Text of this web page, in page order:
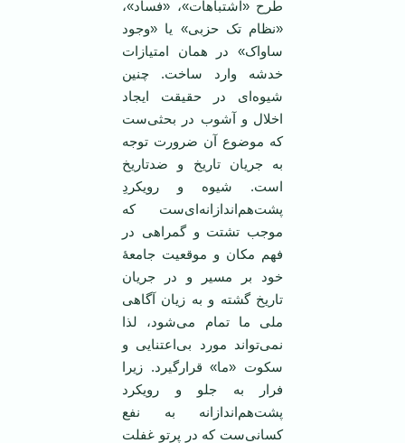
طرح «اشتباهات»، «فساد»،
«نظام تک حزبی» یا «وجود
ساواک» در همان امتیازات
خدشه وارد ساخت. چنین
شیوه‌ای در حقیقت ایجاد
اخلال و آشوب در بحثی‌ست
که موضوع آن ضرورت توجه
به جریان تاریخ و ضدتاریخ
است. شیوه‌ و رویکردِ
پشت‌هم‌اندازانه‌ای‌ست که
موجب تشتت و گمراهی در
فهم مکان و موقعیت جامعۀ
خود بر مسیر و در جریان
تاریخ گشته و به زیان آگاهی
ملی ما تمام می‌شود، لذا
نمی‌تواند مورد بی‌اعتنایی و
سکوت «ما» قرارگیرد. زیرا
فرار به جلو و رویکرد
پشت‌هم‌اندازانه به نفع
کسانی‌ست که در پرتو غفلت